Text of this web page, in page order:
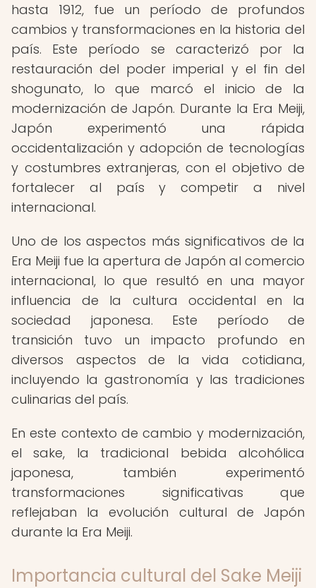
hasta 1912, fue un período de profundos
cambios y transformaciones en la historia del
país. Este período se caracterizó por la
restauración del poder imperial y el fin del
shogunato, lo que marcó el inicio de la
modernización de Japón. Durante la Era Meiji,
Japón experimentó una rápida
occidentalización y adopción de tecnologías
y costumbres extranjeras, con el objetivo de
fortalecer al país y competir a nivel
internacional.
Uno de los aspectos más significativos de la
Era Meiji fue la apertura de Japón al comercio
internacional, lo que resultó en una mayor
influencia de la cultura occidental en la
sociedad japonesa. Este período de
transición tuvo un impacto profundo en
diversos aspectos de la vida cotidiana,
incluyendo la gastronomía y las tradiciones
culinarias del país.
En este contexto de cambio y modernización,
el sake, la tradicional bebida alcohólica
japonesa, también experimentó
transformaciones significativas que
reflejaban la evolución cultural de Japón
durante la Era Meiji.
Importancia cultural del Sake Meiji